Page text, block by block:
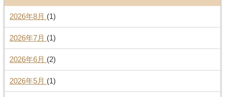
2026年8月 (1)
2026年7月 (1)
2026年6月 (2)
2026年5月 (1)